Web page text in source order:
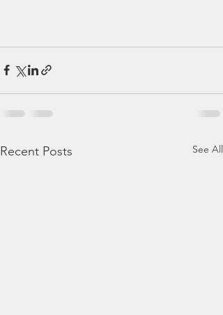
Recent Posts See All